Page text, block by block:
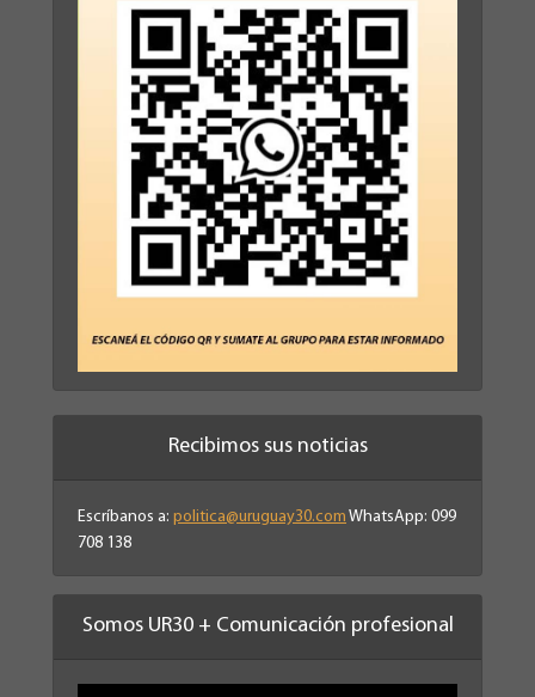
Recibimos sus noticias
Escríbanos a: politica@uruguay30.com WhatsApp: 099
708 138
Somos UR30 + Comunicación profesional